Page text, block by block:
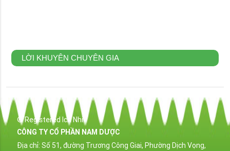
LỜI KHUYÊN CHUYÊN GIA
® Registered Ich Nhi
CÔNG TY CỔ PHẦN NAM DƯỢC
Địa chỉ: Số 51, đường Trương Công Giai, Phường Dịch Vọng,